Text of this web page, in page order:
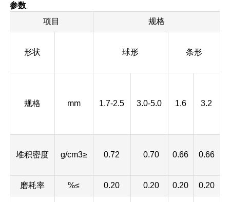
参数
项目
规格
形状 球形 条形
规格 mm 1.7-2.5 3.0-5.0 1.6 3.2
堆积密度 g/cm3≥ 0.72 0.70 0.66 0.66
磨耗率 %≤ 0.20 0.20 0.20 0.20